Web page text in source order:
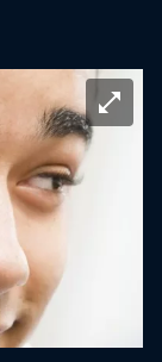
Bild